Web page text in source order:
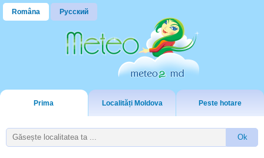
Româna Русский
Prima Localități Moldova Peste hotare